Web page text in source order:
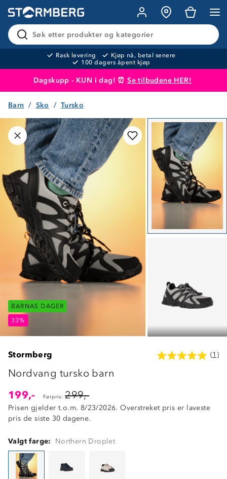
Søk etter produkter og kategorier
Rask levering
Kjøp nå, betal senere
100 dagers åpent kjøp
Dagskupp - KUN i dag! ⏰Se tilbudene HER!
Produktet er lagt i handlekurven
Barn Sko Tursko
BARNAS DAGER
33%
BARNAS DAGER
BARNAS DAGER
33%
Stormberg (1)
Nordvang tursko barn
199,-
Førpris: 299,-
Prisen gjelder t.o.m. 8/23/2026. Overstreket pris er laveste
pris de siste 30 dagene.
Valgt farge: Northern Droplet